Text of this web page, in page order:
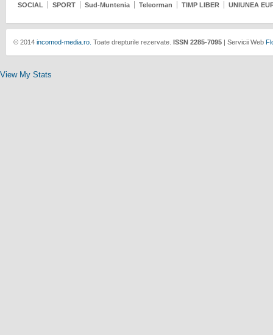
SOCIAL
SPORT Sud-Muntenia Teleorman TIMP LIBER UNIUNEA
© 2014incomod-media.ro. Toate drepturile rezervate. ISSN 2285-7095| Servicii Web
View My Stats